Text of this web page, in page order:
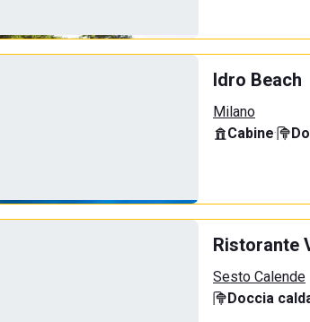
Idro Beach
Milano
Cabine·
Ristorante
Sesto Calende
Doccia